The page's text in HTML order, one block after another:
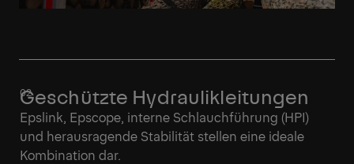
Geschützte Hydraulikleitungen
Epslink, Epscope, interne Schlauchführung (HPI)
und herausragende Stabilität stellen eine ideale
Kombination dar.